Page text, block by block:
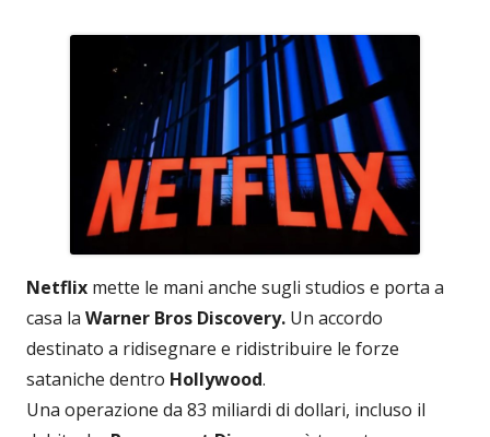
Netflix mette le mani anche sugli studios e porta a
casa la Warner Bros Discovery. Un accordo
destinato a ridisegnare e ridistribuire le forze
sataniche dentro Hollywood.
Una operazione da 83 miliardi di dollari, incluso il